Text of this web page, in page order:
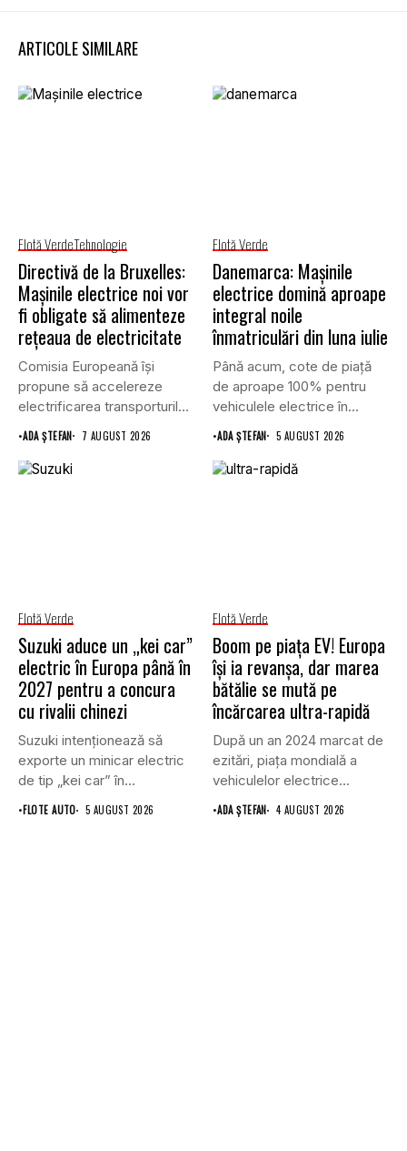
ARTICOLE SIMILARE
Flotă VerdeTehnologie
Directivă de la Bruxelles:
Mașinile electrice noi vor
fi obligate să alimenteze
rețeaua de electricitate
Comisia Europeană își
propune să accelereze
electrificarea transporturilor,
a clădirilor și a...
•ADA ȘTEFAN 7 AUGUST 2026
Flotă Verde
Danemarca: Mașinile
electrice domină aproape
integral noile
înmatriculări din luna iulie
Până acum, cote de piață
de aproape 100% pentru
vehiculele electrice în...
•ADA ȘTEFAN 5 AUGUST 2026
Flotă Verde
Suzuki aduce un „kei car”
electric în Europa până în
2027 pentru a concura
cu rivalii chinezi
Suzuki intenționează să
exporte un minicar electric
de tip „kei car” în...
•FLOTE AUTO 5 AUGUST 2026
Flotă Verde
Boom pe piața EV! Europa
își ia revanșa, dar marea
bătălie se mută pe
încărcarea ultra-rapidă
După un an 2024 marcat de
ezitări, piața mondială a
vehiculelor electrice...
•ADA ȘTEFAN 4 AUGUST 2026